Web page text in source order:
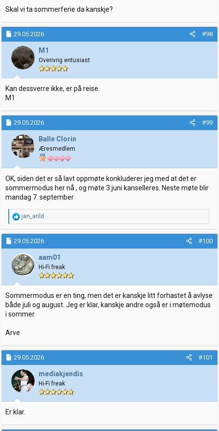
Skal vi ta sommerferie da kanskje?
29.05.2026 #98
M1
Overivrig entusiast
Kan dessverre ikke, er på reise.
M1
29.05.2026 #99
Balle Clorin
Æresmedlem
OK, siden det er så lavt oppmøte konkluderer jeg med at det er
sommermodus her nå , og møte 3 juni kanselleres. Neste møte blir
mandag 7. september
R
e
a
k
j
o
n
e
r
:
jan_arild
29.05.2026 #100
aam01
Hi-Fi freak
Sommermodus er en ting, men det er kanskje litt forhastet å avlyse
både juli og august. Jeg er klar, kanskje andre også er i møtemodus
i sommer.
Arve
29.05.2026 #101
mediakjendis
Hi-Fi freak
Er klar.